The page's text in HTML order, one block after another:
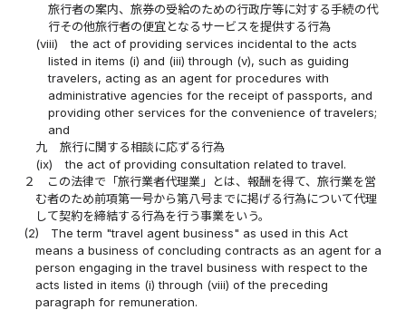
旅行者の案内、旅券の受給のための行政庁等に対する手続の代
行その他旅行者の便宜となるサービスを提供する行為
(viii)
the act of providing services incidental to the acts
listed in items (i) and (iii) through (v), such as guiding
travelers, acting as an agent for procedures with
administrative agencies for the receipt of passports, and
providing other services for the convenience of travelers;
and
九
旅行に関する相談に応ずる行為
(ix)
the act of providing consultation related to travel.
２
この法律で「旅行業者代理業」とは、報酬を得て、旅行業を営
む者のため前項第一号から第八号までに掲げる行為について代理
して契約を締結する行為を行う事業をいう。
(2)
The term "travel agent business" as used in this Act
means a business of concluding contracts as an agent for a
person engaging in the travel business with respect to the
acts listed in items (i) through (viii) of the preceding
paragraph for remuneration.